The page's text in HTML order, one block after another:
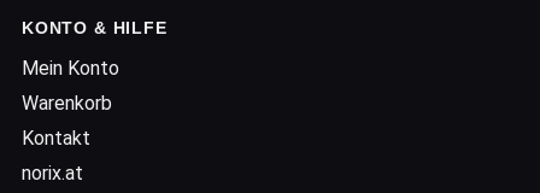
KONTO & HILFE
Mein Konto
Warenkorb
Kontakt
norix.at